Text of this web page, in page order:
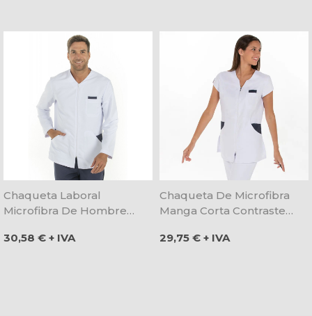
Chaqueta Laboral
Microfibra De Hombre
Marino - Dyneke
Precio
30,58 € + IVA
Chaqueta De Microfibra
Manga Corta Contraste
Precio
29,75 € + IVA